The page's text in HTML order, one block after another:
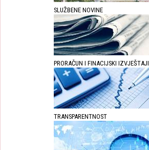
SLUŽBENE NOVINE
PRORAČUN I FINACIJSKI IZVJEŠTAJI
TRANSPARENTNOST